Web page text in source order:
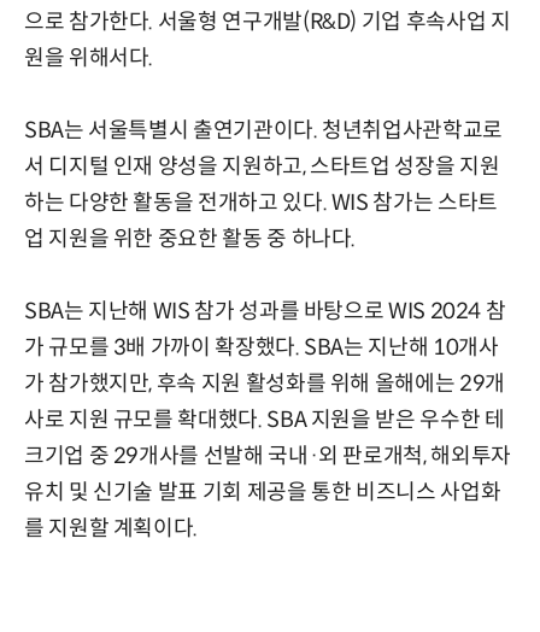
으로 참가한다. 서울형 연구개발(R&D) 기업 후속사업 지
원을 위해서다.
SBA는 서울특별시 출연기관이다. 청년취업사관학교로
서 디지털 인재 양성을 지원하고, 스타트업 성장을 지원
하는 다양한 활동을 전개하고 있다. WIS 참가는 스타트
업 지원을 위한 중요한 활동 중 하나다.
SBA는 지난해 WIS 참가 성과를 바탕으로 WIS 2024 참
가 규모를 3배 가까이 확장했다. SBA는 지난해 10개사
가 참가했지만, 후속 지원 활성화를 위해 올해에는 29개
사로 지원 규모를 확대했다. SBA 지원을 받은 우수한 테
크기업 중 29개사를 선발해 국내·외 판로개척, 해외투자
유치 및 신기술 발표 기회 제공을 통한 비즈니스 사업화
를 지원할 계획이다.